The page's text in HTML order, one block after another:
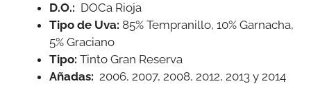
D.O.: DOCa Rioja
Tipo de Uva: 85% Tempranillo, 10% Garnacha,
5% Graciano
Tipo: Tinto Gran Reserva
Añadas: 2006, 2007, 2008, 2012, 2013 y 2014